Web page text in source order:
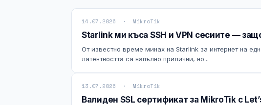
14.07.2026 · MikroTik
Starlink ми къса SSH и VPN сесиите —
От известно време минах на Starlink за интернет на
латентността са напълно прилични, но...
13.07.2026 · MikroTik
Валиден SSL сертификат за MikroTik с